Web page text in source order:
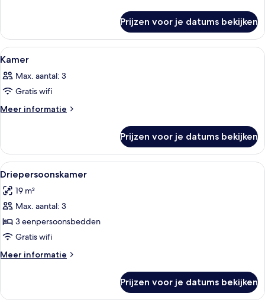
Prijzen voor je datums bekijken
Alle
foto's
voor
Kamer
laden
Een hotelkamer met een groot bed,
4
Kamer
Max. aantal: 3
Gratis wifi
Meer informatie
Meer
Prijzen voor je datums bekijken
Alle
foto's
voor
Driepersoonskamer
laden
Driepersoonskamer | Een kluis op
4
Driepersoonskamer
19 m²
Max. aantal: 3
3 eenpersoonsbedden
Gratis wifi
Meer informatie
Meer
Prijzen voor je datums bekijken